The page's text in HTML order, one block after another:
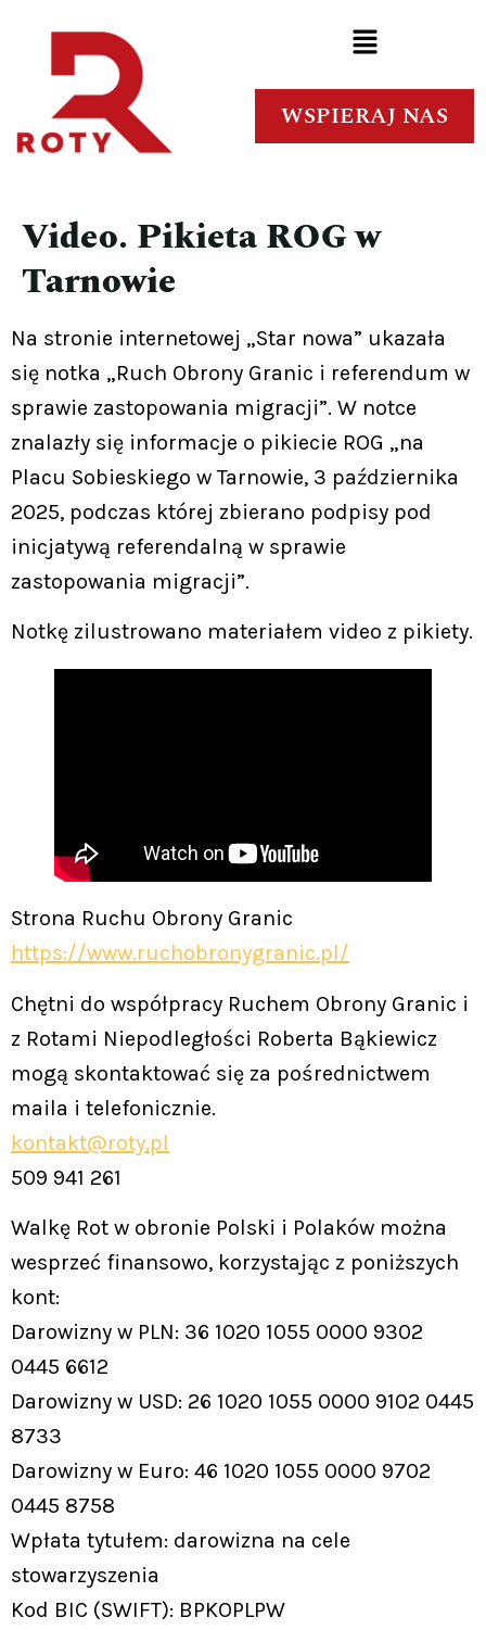
WSPIERAJ NAS
Video. Pikieta ROG w
Tarnowie
Na stronie internetowej „Star nowa” ukazała
się notka „Ruch Obrony Granic i referendum w
sprawie zastopowania migracji”. W notce
znalazły się informacje o pikiecie ROG „na
Placu Sobieskiego w Tarnowie, 3 października
2025, podczas której zbierano podpisy pod
inicjatywą referendalną w sprawie
zastopowania migracji”.
Notkę zilustrowano materiałem video z pikiety.
Strona Ruchu Obrony Granic
https://www.ruchobronygranic.pl/
Chętni do współpracy Ruchem Obrony Granic i
z Rotami Niepodległości Roberta Bąkiewicz
mogą skontaktować się za pośrednictwem
maila i telefonicznie.
kontakt@roty.pl
509 941 261
Walkę Rot w obronie Polski i Polaków można
wesprzeć finansowo, korzystając z poniższych
kont:
Darowizny w PLN: 36 1020 1055 0000 9302
0445 6612
Darowizny w USD: 26 1020 1055 0000 9102 0445
8733
Darowizny w Euro: 46 1020 1055 0000 9702
0445 8758
Wpłata tytułem: darowizna na cele
stowarzyszenia
Kod BIC (SWIFT): BPKOPLPW